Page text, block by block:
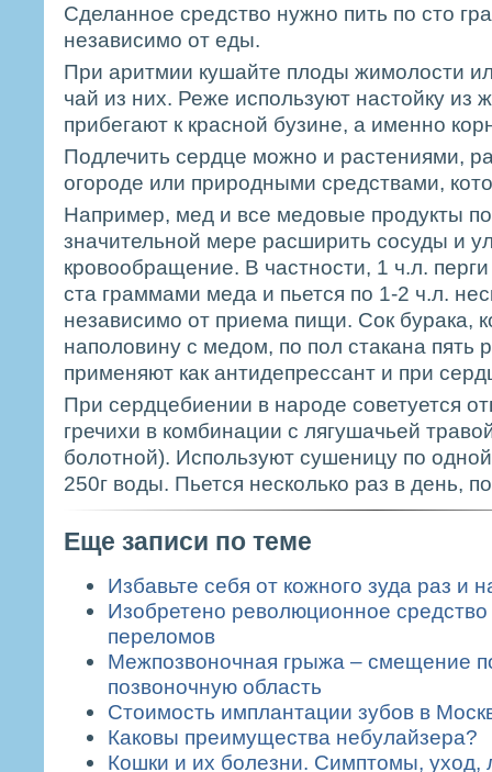
Сделанное средство нужно пить по сто
независимо от еды.
При аритмии кушайте плоды жимолости
чай из них. Реже используют настойку из
прибегают к красной бузине, а именно
Подлечить сердце можно и растениями,
огороде или природными средствами,
Например, мед и все медовые продукты
значительной мере расширить сосуды и
кровообращение. В частности, 1 ч.л.
ста граммами меда и пьется по 1-2 ч.л.
независимо от приема пищи. Сок бурака,
наполовину с медом, по пол стакана пять
применяют как антидепрессант и при
При сердцебиении в народе советуется
гречихи в комбинации с лягушачьей
болотной). Используют сушеницу по
250г воды. Пьется несколько раз в день,
Еще записи по теме
Избавьте себя от кожного зуда раз и
Изобретено революционное
переломов
Межпозвоночная грыжа – смещение
позвоночную область
Стоимость имплантации зубов в
Каковы преимущества небулайзера?
Кошки и их болезни. Симптомы, уход,